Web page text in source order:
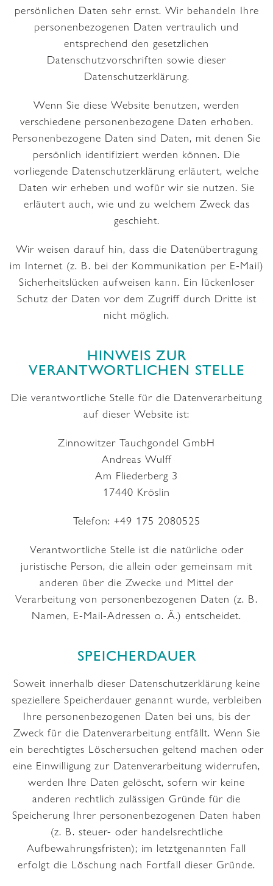
persönlichen Daten sehr ernst. Wir behandeln Ihre
personenbezogenen Daten vertraulich und
entsprechend den gesetzlichen
Datenschutzvorschriften sowie dieser
Datenschutzerklärung.
Wenn Sie diese Website benutzen, werden
verschiedene personenbezogene Daten erhoben.
Personenbezogene Daten sind Daten, mit denen Sie
persönlich identifiziert werden können. Die
vorliegende Datenschutzerklärung erläutert, welche
Daten wir erheben und wofür wir sie nutzen. Sie
erläutert auch, wie und zu welchem Zweck das
geschieht.
Wir weisen darauf hin, dass die Datenübertragung
im Internet (z. B. bei der Kommunikation per E-Mail)
Sicherheitslücken aufweisen kann. Ein lückenloser
Schutz der Daten vor dem Zugriff durch Dritte ist
nicht möglich.
HINWEIS ZUR
VERANTWORTLICHEN STELLE
Die verantwortliche Stelle für die Datenverarbeitung
auf dieser Website ist:
Zinnowitzer Tauchgondel GmbH
Andreas Wulff
Am Fliederberg 3
17440 Kröslin
Telefon: +49 175 2080525
Verantwortliche Stelle ist die natürliche oder
juristische Person, die allein oder gemeinsam mit
anderen über die Zwecke und Mittel der
Verarbeitung von personenbezogenen Daten (z. B.
Namen, E-Mail-Adressen o. Ä.) entscheidet.
SPEICHERDAUER
Soweit innerhalb dieser Datenschutzerklärung keine
speziellere Speicherdauer genannt wurde, verbleiben
Ihre personenbezogenen Daten bei uns, bis der
Zweck für die Datenverarbeitung entfällt. Wenn Sie
ein berechtigtes Löschersuchen geltend machen oder
eine Einwilligung zur Datenverarbeitung widerrufen,
werden Ihre Daten gelöscht, sofern wir keine
anderen rechtlich zulässigen Gründe für die
Speicherung Ihrer personenbezogenen Daten haben
(z. B. steuer- oder handelsrechtliche
Aufbewahrungsfristen); im letztgenannten Fall
erfolgt die Löschung nach Fortfall dieser Gründe.